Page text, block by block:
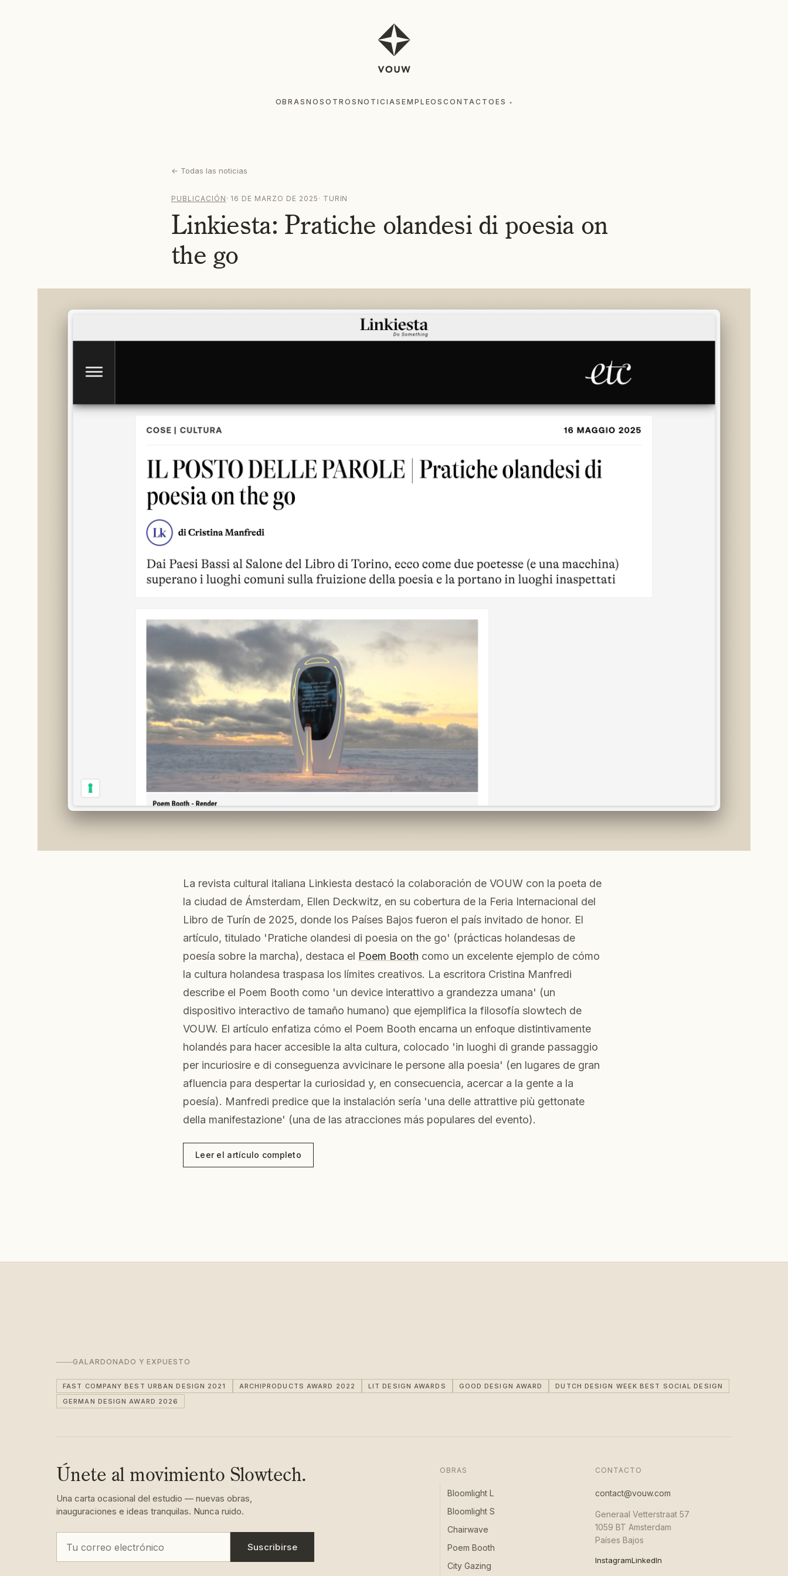
OBRASNOSOTROS NOTICIAS EMPLEOSCONTACTO ES ▾
← Todas las noticias
PUBLICACIÓN · 16 DE MARZO DE 2025 · TURIN
Linkiesta: Pratiche olandesi di poesia on
the go
La revista cultural italiana Linkiesta destacó la colaboración de VOUW con la poeta de
la ciudad de Ámsterdam, Ellen Deckwitz, en su cobertura de la Feria Internacional del
Libro de Turín de 2025, donde los Países Bajos fueron el país invitado de honor. El
artículo, titulado 'Pratiche olandesi di poesia on the go' (prácticas holandesas de
poesía sobre la marcha), destaca el Poem Booth como un excelente ejemplo de cómo
la cultura holandesa traspasa los límites creativos. La escritora Cristina Manfredi
describe el Poem Booth como 'un device interattivo a grandezza umana' (un
dispositivo interactivo de tamaño humano) que ejemplifica la filosofía slowtech de
VOUW. El artículo enfatiza cómo el Poem Booth encarna un enfoque distintivamente
holandés para hacer accesible la alta cultura, colocado 'in luoghi di grande passaggio
per incuriosire e di conseguenza avvicinare le persone alla poesia' (en lugares de gran
afluencia para despertar la curiosidad y, en consecuencia, acercar a la gente a la
poesía). Manfredi predice que la instalación sería 'una delle attrattive più gettonate
della manifestazione' (una de las atracciones más populares del evento).
Leer el artículo completo
GALARDONADO Y EXPUESTO
FAST COMPANY BEST URBAN DESIGN 2021 ARCHIPRODUCTS AWARD 2022 LIT DESIGN AWARDS GOOD DESIGN AWARD
DUTCH DESIGN WEEK BEST SOCIAL DESIGN
GERMAN DESIGN AWARD 2026
Únete al movimiento Slowtech.
Una carta ocasional del estudio — nuevas obras,
inauguraciones e ideas tranquilas. Nunca ruido.
Suscribirse
OBRAS
Bloomlight L
Bloomlight S
Chairwave
Poem Booth
City Gazing
CONTACTO
contact@vouw.com
Generaal Vetterstraat 57
1059 BT Amsterdam
Países Bajos
InstagramLinkedIn